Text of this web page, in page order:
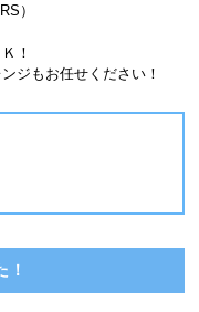
）
！
ジもお任せください！
！